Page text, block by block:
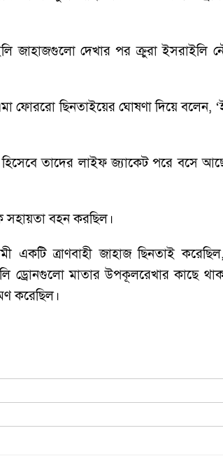
দেখার পর ক্রুরা ইসরাইলি
ফোররো ছিনতাইয়ের ঘোষণা দিয়ে বলেন,
হিসেবে তাদের লাইফ জ্যাকেট পরে বসে
সহায়তা বহন করছিল।
একটি ত্রাণবাহী জাহাজ ছিনতাই
ড্রোনগুলো মাতার উপকূলরেখার কাছে
করেছিল।